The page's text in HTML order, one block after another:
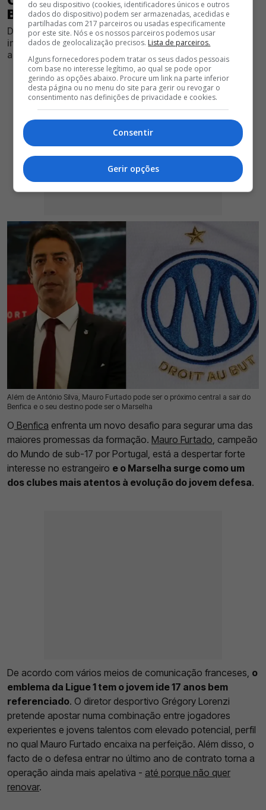
BENFICA (E NÃO É ANTÓNIO SILVA)
Defesa formado no Seixal desperta cada vez mais
interesse além-fronteiras e a situação contratual deixa
as águias em alerta
Além de António Silva, Mauro Furtado pode ser o próximo central a sair do
Benfica e o seu destino pode ser o Marselha
16 Jul 2026 | 17:31 | 0
O Benfica enfrenta um novo desafio para segurar uma das
maiores promessas da formação. Mauro Furtado , campeão
do Mundo de sub-17 por Portugal, está a despertar forte
interesse no estrangeiro e o Marselha surge como um
dos clubes mais atentos à evolução do jovem defesa.
De acordo com vários meios de comunicação franceses, o
emblema da Ligue 1 tem o jovem ide 17 anos bem
referenciado. O diretor desportivo Grégory Lorenzi
pretende apostar numa combinação entre jogadores
experientes e jovens talentos com elevado potencial, perfil
no qual Mauro Furtado encaixa na perfeição. Além disso, o
facto de o defesa entrar no último ano de contrato torna a
operação ainda mais apelativa - até porque não quer
renovar.
do seu dispositivo (cookies, identificadores únicos e outros
dados do dispositivo) podem ser armazenadas, acedidas e
partilhadas com 217 parceiros ou usadas especificamente
por este site. Nós e os nossos parceiros podemos usar
dados de geolocalização precisos. Lista de parceiros.
Alguns fornecedores podem tratar os seus dados pessoais
com base no interesse legítimo, ao qual se pode opor
gerindo as opções abaixo. Procure um link na parte inferior
desta página ou no menu do site para gerir ou revogar o
consentimento nas definições de privacidade e cookies.
Consentir
Gerir opções